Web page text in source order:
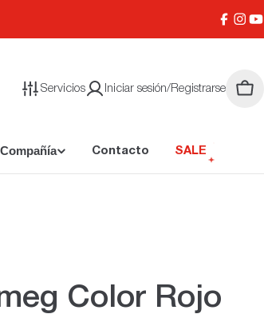
Servicios Iniciar sesión/Registrarse
Contacto SALE
Color Rojo